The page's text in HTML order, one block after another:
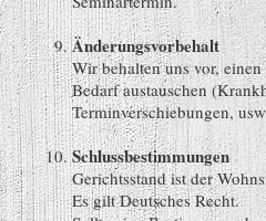
Änderungsvorbehalt
Wir behalten uns vor,
Bedarf austauschen
Schlussbestimmungen
Gerichtsstand ist der
Es gilt Deutsches Recht.